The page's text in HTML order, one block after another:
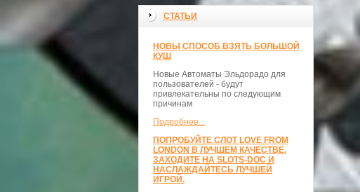
СТАТЬИ
НОВЫ СПОСОБ ВЗЯТЬ БОЛЬШОЙ
КУШ
Новые Автоматы Эльдорадо для
пользователей - будут
привлекательны по следующим
причинам
Подробнее...
ПОПРОБУЙТЕ СЛОТ LOVE FROM
LONDON В ЛУЧШЕМ КАЧЕСТВЕ.
ЗАХОДИТЕ НА SLOTS-DOC И
НАСЛАЖДАЙТЕСЬ ЛУЧШЕЙ
ИГРОЙ.